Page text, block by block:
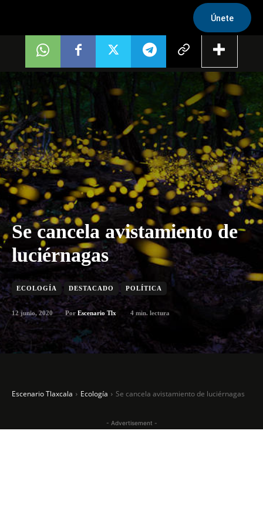
Únete
Se cancela avistamiento de
luciérnagas
ECOLOGÍA DESTACADO POLÍTICA
12 junio, 2020 Por Escenario Tlx 4 min. lectura
Escenario Tlaxcala Ecología Se cancela avistamiento de luciérnagas
- Advertisement -